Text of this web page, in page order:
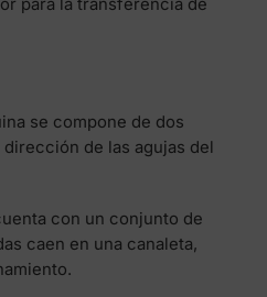
para la transferencia de
se compone de dos
de las agujas del
con un conjunto de
caen en una canaleta,